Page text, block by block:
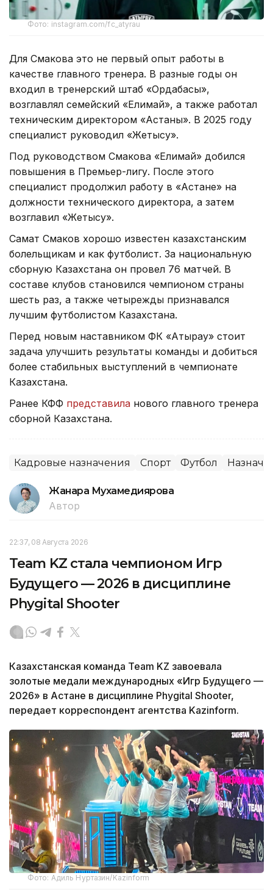
Фото: instagram.com/fc_atyrau
Для Смакова это не первый опыт работы в
качестве главного тренера. В разные годы он
входил в тренерский штаб «Ордабасы»,
возглавлял семейский «Елимай», а также работал
техническим директором «Астаны». В 2025 году
специалист руководил «Жетысу».
Под руководством Смакова «Елимай» добился
повышения в Премьер-лигу. После этого
специалист продолжил работу в «Астане» на
должности технического директора, а затем
возглавил «Жетысу».
Самат Смаков хорошо известен казахстанским
болельщикам и как футболист. За национальную
сборную Казахстана он провел 76 матчей. В
составе клубов становился чемпионом страны
шесть раз, а также четырежды признавался
лучшим футболистом Казахстана.
Перед новым наставником ФК «Атырау» стоит
задача улучшить результаты команды и добиться
более стабильных выступлений в чемпионате
Казахстана.
Ранее КФФ представила нового главного тренера
сборной Казахстана.
Кадровые назначения Спорт Футбол
Жанара Мухамедиярова
Автор
22:37, 08 Августа 2026
Team KZ стала чемпионом Игр
Будущего — 2026 в дисциплине
Phygital Shooter
Казахстанская команда Team KZ завоевала
золотые медали международных «Игр Будущего —
2026» в Астане в дисциплине Phygital Shooter,
передает корреспондент агентства Kazinform.
Фото: Адиль Нуртазин/Kazinform